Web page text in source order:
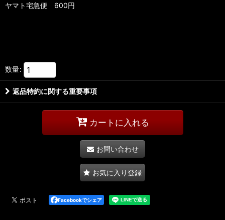
ヤマト宅急便 600円
数量:
返品特約に関する重要事項
カートに入れる
お問い合わせ
お気に入り登録
Facebookでシェア